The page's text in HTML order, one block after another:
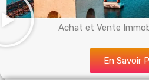
Achat et Vente
En Savoir